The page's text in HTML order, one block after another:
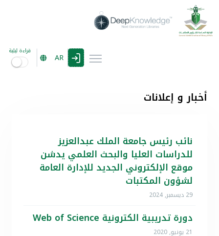
AR
قراءة ليلية
أخبار و إعلانات
نائب رئيس جامعة الملك عبدالعزيز
للدراسات العليا والبحث العلمي يدشن
موقع الإلكتروني الجديد للإدارة العامة
لشؤون المكتبات
29 ديسمبر, 2024
دورة تدريبية الكترونية Web of Science
21 يونيو, 2020